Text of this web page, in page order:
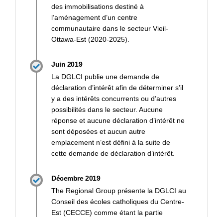
des immobilisations destiné à
l’aménagement d’un centre
communautaire dans le secteur Vieil-
Ottawa-Est (2020-2025).
Juin 2019
La DGLCI publie une demande de
déclaration d’intérêt afin de déterminer s’il
y a des intérêts concurrents ou d’autres
possibilités dans le secteur. Aucune
réponse et aucune déclaration d’intérêt ne
sont déposées et aucun autre
emplacement n’est défini à la suite de
cette demande de déclaration d’intérêt.
Décembre 2019
The Regional Group présente la DGLCI au
Conseil des écoles catholiques du Centre-
Est (CECCE) comme étant la partie